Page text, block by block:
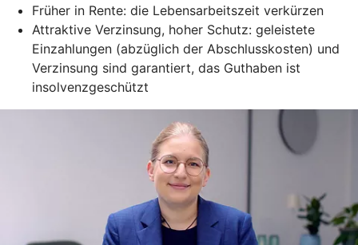
Früher in Rente: die Lebensarbeitszeit verkürzen
Attraktive Verzinsung, hoher Schutz: geleistete
Einzahlungen (abzüglich der Abschlusskosten) und
Verzinsung sind garantiert, das Guthaben ist
insolvenzgeschützt